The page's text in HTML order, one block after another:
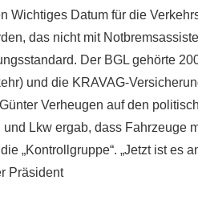
Wichtiges Datum für die
das nicht mit
Der BGL gehörte
und die KRAVAG-
Verheugen auf den
Lkw ergab, dass Fahrzeuge
„Kontrollgruppe“. „Jetzt ist es
Präsident